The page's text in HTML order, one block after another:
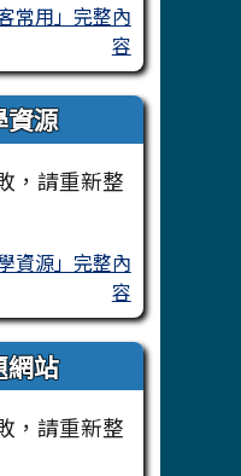
鼓勵教職員報名，
國立中山大學辦理115
常用」完整內
容
資源
，請重新整
資源」完整內
容
網站
，請重新整